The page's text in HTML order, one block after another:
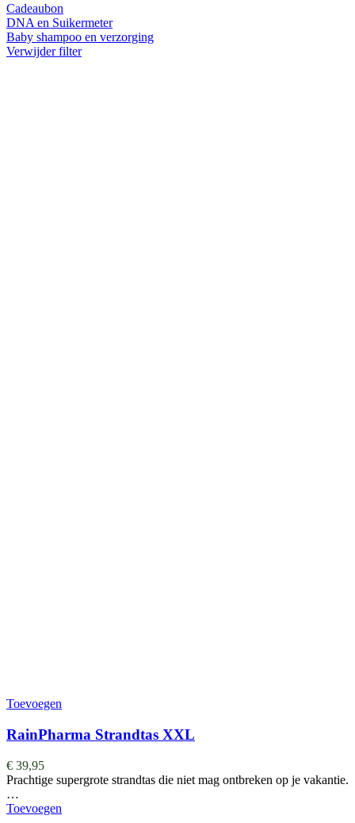
Cadeaubon
DNA en Suikermeter
Baby shampoo en verzorging
Verwijder filter
Toevoegen
RainPharma Strandtas XXL
€ 39,95
Prachtige supergrote strandtas die niet mag ontbreken op je vakantie.
…
Toevoegen